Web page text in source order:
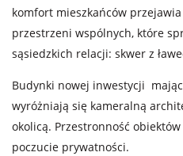
komfort mieszkańców
przestrzeni wspólnych, które
sąsiedzkich relacji: skwer z
Budynki nowej inwestycji
wyróżniają się kameralną
okolicą. Przestronność
poczucie prywatności.